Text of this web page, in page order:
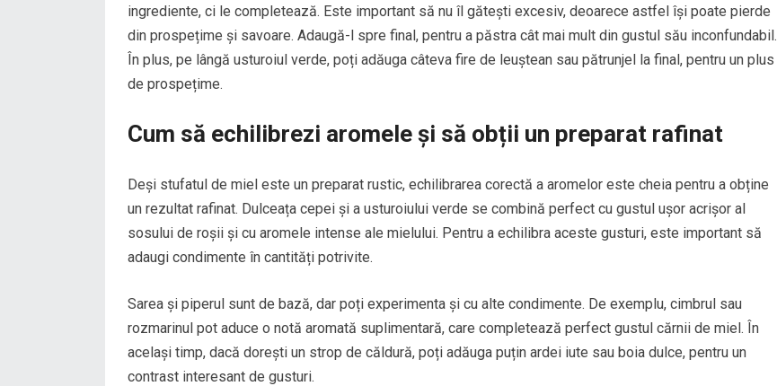
ingrediente, ci le completează. Este important să nu îl gătești excesiv, deoarece astfel își poate pierde
din prospețime și savoare. Adaugă-l spre final, pentru a păstra cât mai mult din gustul său inconfundabil.
În plus, pe lângă usturoiul verde, poți adăuga câteva fire de leuștean sau pătrunjel la final, pentru un plus
de prospețime.
Cum să echilibrezi aromele și să obții un preparat rafinat
Deși stufatul de miel este un preparat rustic, echilibrarea corectă a aromelor este cheia pentru a obține
un rezultat rafinat. Dulceața cepei și a usturoiului verde se combină perfect cu gustul ușor acrișor al
sosului de roșii și cu aromele intense ale mielului. Pentru a echilibra aceste gusturi, este important să
adaugi condimente în cantități potrivite.
Sarea și piperul sunt de bază, dar poți experimenta și cu alte condimente. De exemplu, cimbrul sau
rozmarinul pot aduce o notă aromată suplimentară, care completează perfect gustul cărnii de miel. În
același timp, dacă dorești un strop de căldură, poți adăuga puțin ardei iute sau boia dulce, pentru un
contrast interesant de gusturi.